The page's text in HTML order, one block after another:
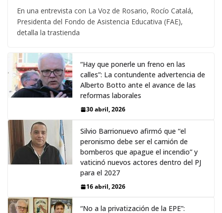
En una entrevista con La Voz de Rosario, Rocío Catalá,
Presidenta del Fondo de Asistencia Educativa (FAE),
detalla la trastienda
“Hay que ponerle un freno en las
calles”: La contundente advertencia de
Alberto Botto ante el avance de las
reformas laborales
30 abril, 2026
Silvio Barrionuevo afirmó que “el
peronismo debe ser el camión de
bomberos que apague el incendio” y
vaticinó nuevos actores dentro del PJ
para el 2027
16 abril, 2026
“No a la privatización de la EPE”: